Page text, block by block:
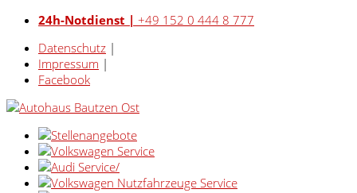
24h-Notdienst | +49 152 0 444 8 777
Datenschutz |
Impressum |
Facebook